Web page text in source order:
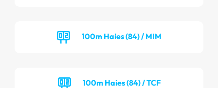
100m Haies (84) / MIM
100m Haies (84) / TCF